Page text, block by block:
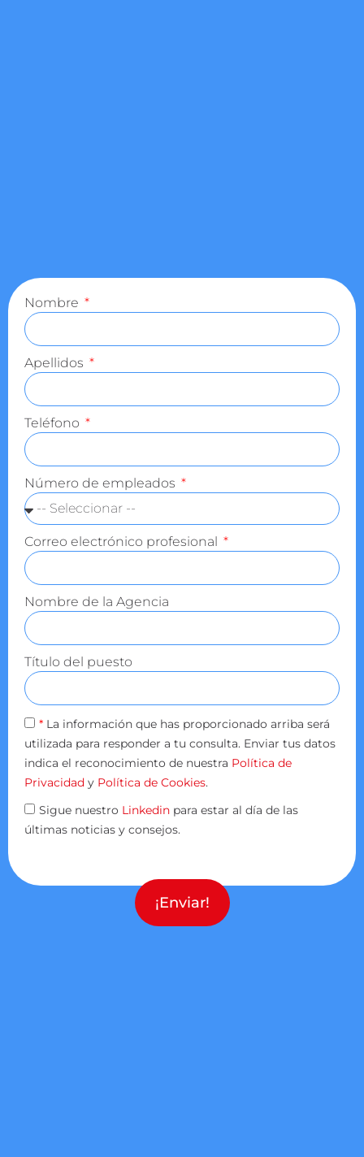
Nombre
Apellidos
Teléfono
Número de empleados
Correo electrónico profesional
Nombre de la Agencia
Título del puesto
* La información que has proporcionado arriba será
utilizada para responder a tu consulta. Enviar tus datos
indica el reconocimiento de nuestra Política de
Privacidad y Política de Cookies.
Sigue nuestro Linkedin para estar al día de las
últimas noticias y consejos.
¡Enviar!